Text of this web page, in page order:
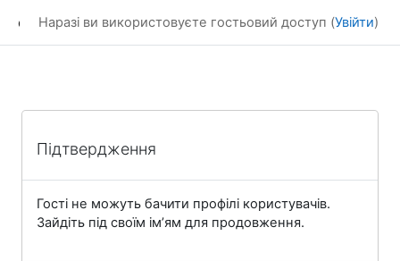
Наразі ви використовуєте гостьовий доступ (Увійти)
Підтвердження
Гості не можуть бачити профілі користувачів.
Зайдіть під своїм ім’ям для продовження.